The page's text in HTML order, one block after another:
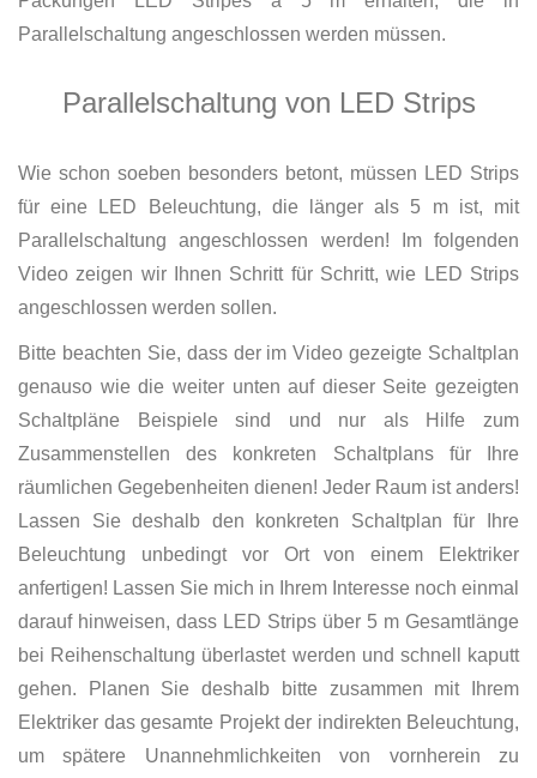
Parallelschaltung angeschlossen werden müssen.
Parallelschaltung von LED Strips
Wie schon soeben besonders betont, müssen LED Strips
für eine LED Beleuchtung, die länger als 5 m ist, mit
Parallelschaltung angeschlossen werden! Im folgenden
Video zeigen wir Ihnen Schritt für Schritt, wie LED Strips
angeschlossen werden sollen.
Bitte beachten Sie, dass der im Video gezeigte Schaltplan
genauso wie die weiter unten auf dieser Seite gezeigten
Schaltpläne Beispiele sind und nur als Hilfe zum
Zusammenstellen des konkreten Schaltplans für Ihre
räumlichen Gegebenheiten dienen! Jeder Raum ist anders!
Lassen Sie deshalb den konkreten Schaltplan für Ihre
Beleuchtung unbedingt vor Ort von einem Elektriker
anfertigen! Lassen Sie mich in Ihrem Interesse noch einmal
darauf hinweisen, dass LED Strips über 5 m Gesamtlänge
bei Reihenschaltung überlastet werden und schnell kaputt
gehen. Planen Sie deshalb bitte zusammen mit Ihrem
Elektriker das gesamte Projekt der indirekten Beleuchtung,
um spätere Unannehmlichkeiten von vornherein zu